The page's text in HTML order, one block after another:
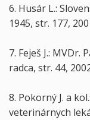
6. Husár L.:
1945, str. 177,
7. Feješ J.:
radca, str. 44,
8. Pokorný J. a
veterinárnych